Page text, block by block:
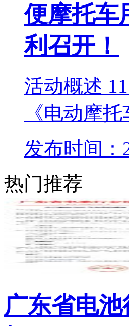
便摩托车
利召开！
活动概述
《电动摩
发布时间：
热门推荐
广东省电